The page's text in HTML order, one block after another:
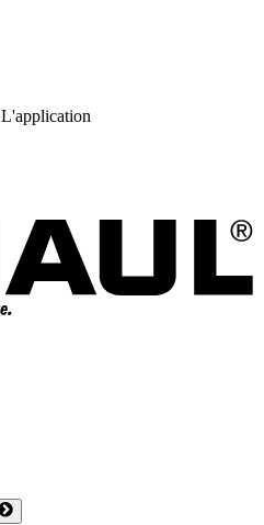
L'application